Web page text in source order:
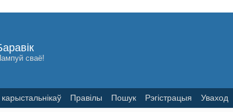
сваё!
карыстальнікаў Правілы Пошук Рэгістрацыя Уваход